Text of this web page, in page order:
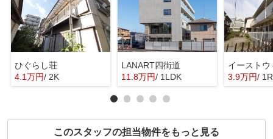
ひぐらし荘
4.1万円/ 2K
LANART四街道
11.8万円/ 1LDK 3.9万円/ 1R
このスタッフの担当物件をもっと見る